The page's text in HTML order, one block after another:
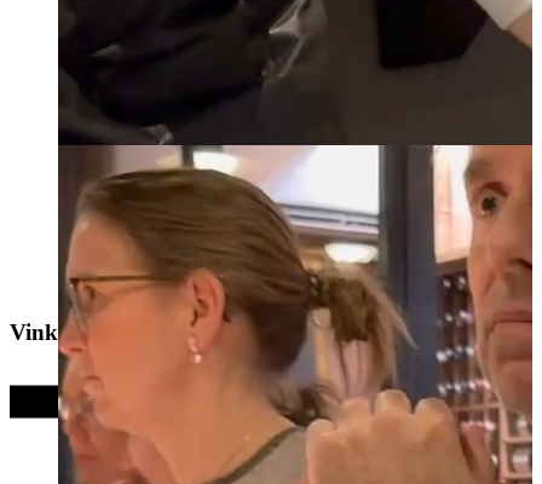
La Chambre Séparée
Vinkælder/Lounge